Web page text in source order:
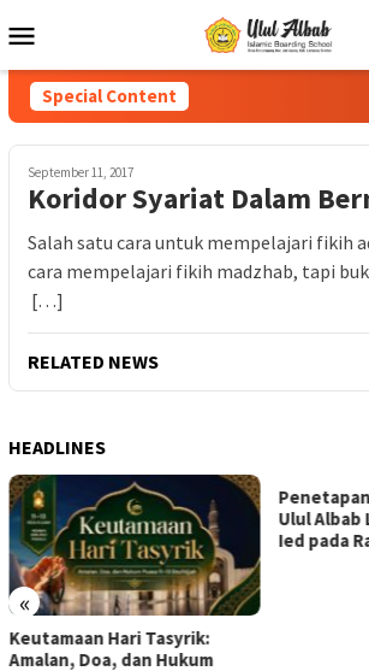
Special Content
September 11, 2017
Koridor Syariat Dalam
Salah satu cara untuk mempelajari fikih
cara mempelajari fikih madzhab, tapi
[…]
RELATED NEWS
HEADLINES
«
Penetapan Idul Adha 2026: PPI
Ulul Albab Laksanakan Shalat
Ied pada Rabu, 27 Mei 2026
PPI Ulul
Lomba